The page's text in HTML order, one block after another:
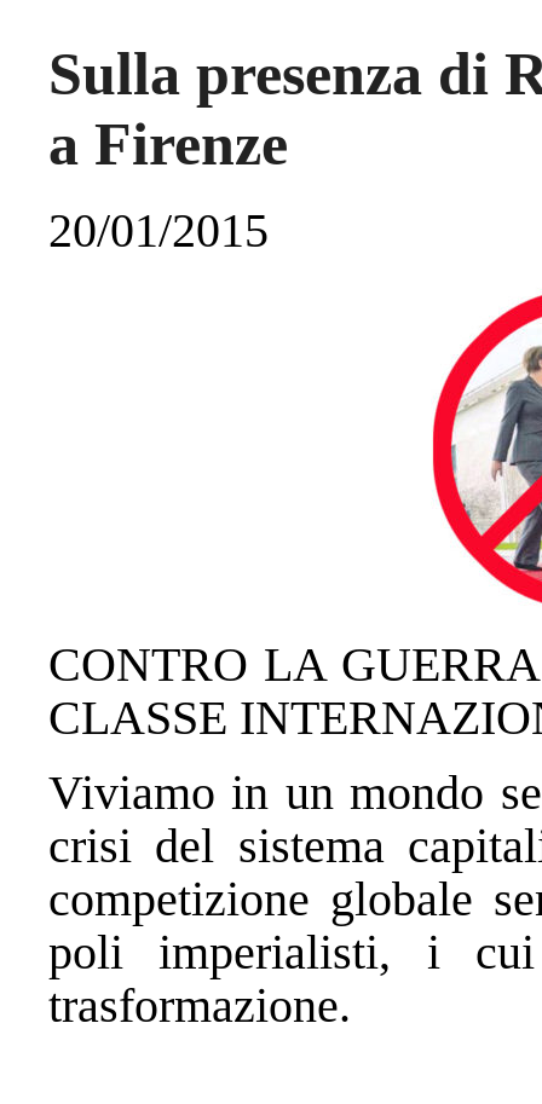
Sulla presenza di
20/01/2015
CONTRO LA
CLASSE
Viviamo in un mondo
crisi del sistema
competizione globale
poli imperialisti, i
trasformazione.